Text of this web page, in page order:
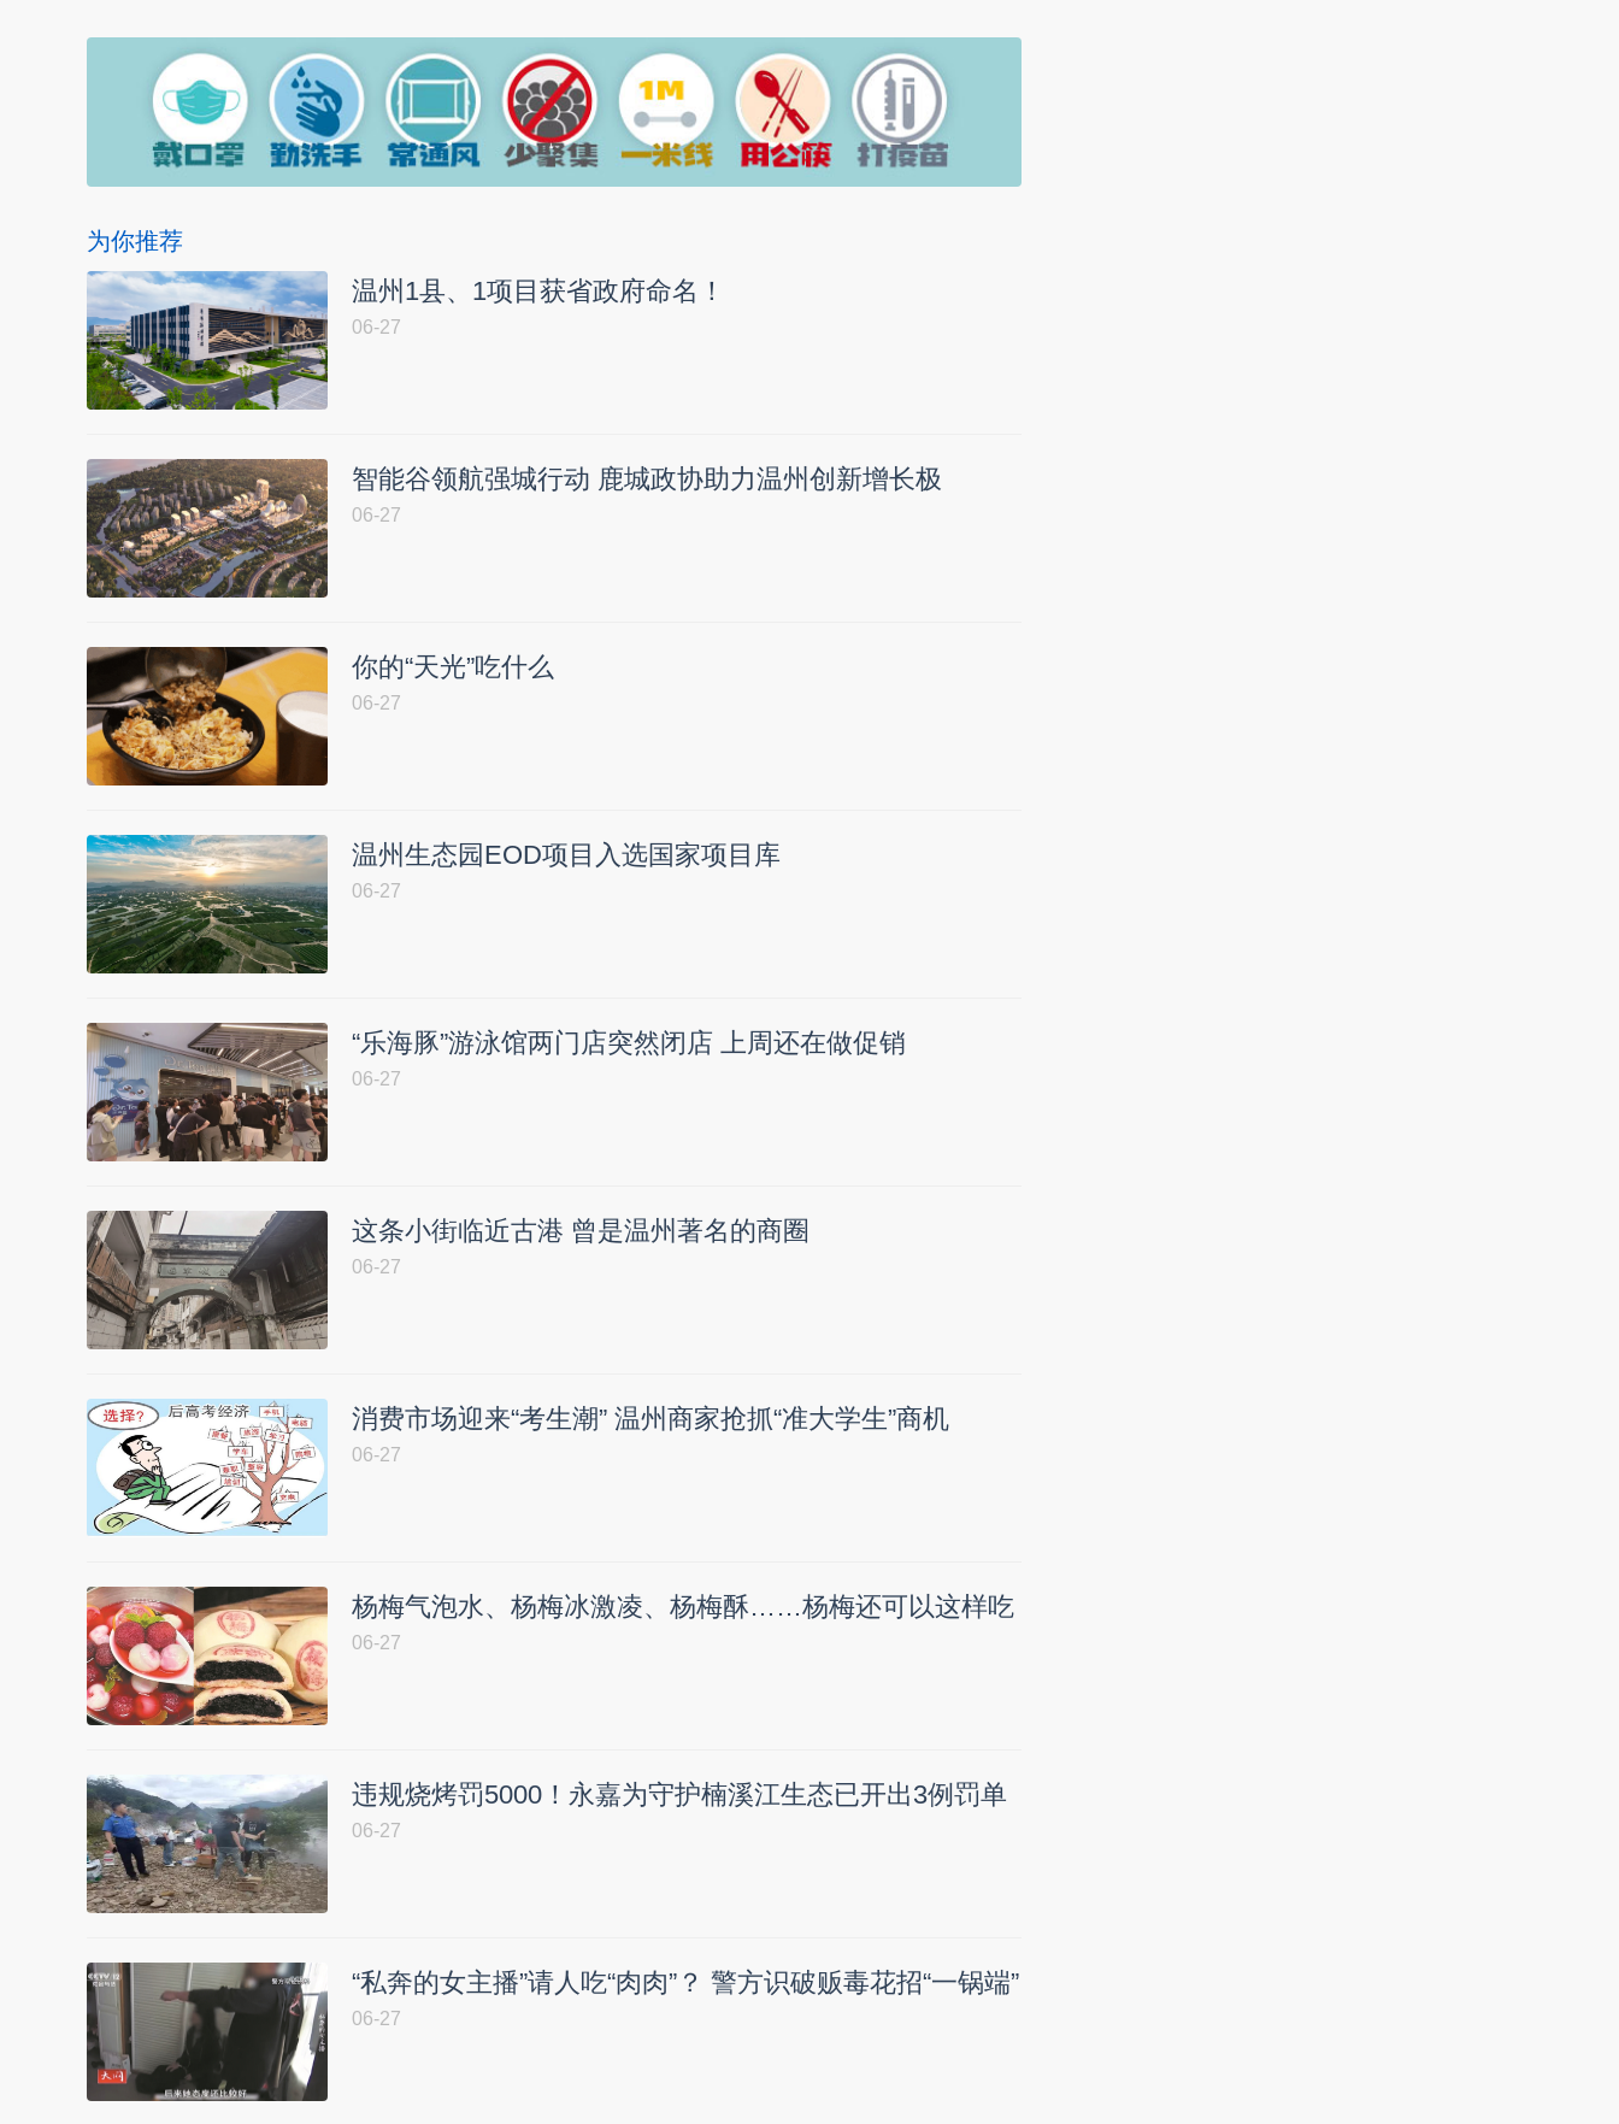
为你推荐
温州1县、1项目获省政府命名！
06-27
智能谷领航强城行动 鹿城政协助力温州创新增长极
06-27
你的“天光”吃什么
06-27
温州生态园EOD项目入选国家项目库
06-27
“乐海豚”游泳馆两门店突然闭店 上周还在做促销
06-27
这条小街临近古港 曾是温州著名的商圈
06-27
消费市场迎来“考生潮” 温州商家抢抓“准大学生”商机
06-27
杨梅气泡水、杨梅冰激凌、杨梅酥……杨梅还可以这样吃
06-27
违规烧烤罚5000！永嘉为守护楠溪江生态已开出3例罚单
06-27
“私奔的女主播”请人吃“肉肉”？ 警方识破贩毒花招“一锅端”
06-27